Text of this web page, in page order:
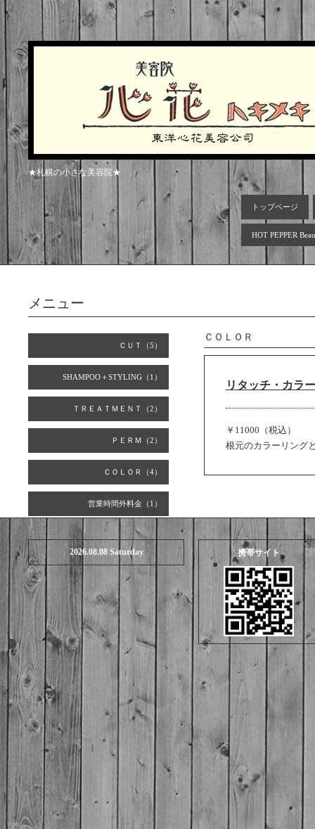
★札幌の小さな美容院★
トップページ
HOT PEPPER
ＣＵＴ（5）
SHAMPOO＋STYLING（1）
ＴＲＥＡＴＭＥＮＴ（2）
ＰＥＲＭ（2）
ＣＯＬＯＲ（4）
営業時間外料金（1）
メニュー
ＣＯＬＯＲ
リタッチ・カラ
￥11000（税込）
根元のカラーリング
2026.08.08 Saturday 携帯サイト